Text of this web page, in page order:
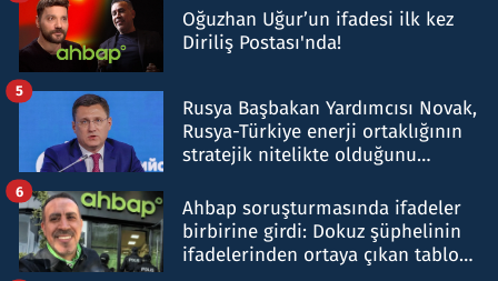
Oğuzhan Uğur’un ifadesi ilk kez
Diriliş Postası'nda!
Rusya Başbakan Yardımcısı Novak,
Rusya-Türkiye enerji ortaklığının
stratejik nitelikte olduğunu
5
Ahbap soruşturmasında ifadeler
birbirine girdi: Dokuz şüphelinin
ifadelerinden ortaya çıkan tablo
6